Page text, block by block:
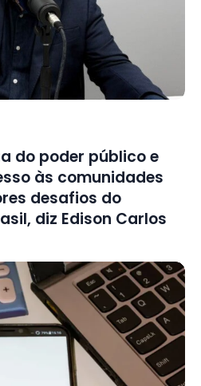
do poder público e
às comunidades
desafios do
diz Edison Carlos